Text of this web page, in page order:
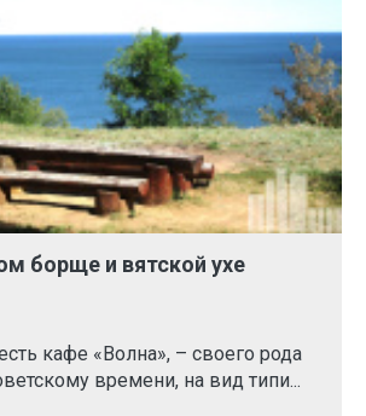
борще и вятской ухе
кафе «Волна», – своего рода
времени, на вид типи...